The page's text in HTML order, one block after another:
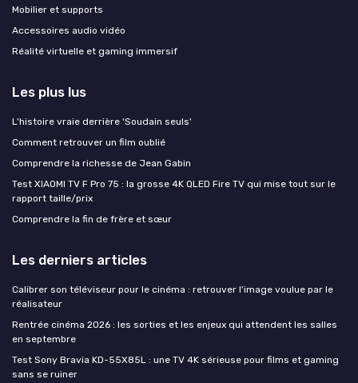
Mobilier et supports
Accessoires audio vidéo
Réalité virtuelle et gaming immersif
Les plus lus
L'histoire vraie derrière 'Soudain seuls'
Comment retrouver un film oublié
Comprendre la richesse de Jean Gabin
Test XIAOMI TV F Pro 75 : la grosse 4K QLED Fire TV qui mise tout sur le
rapport taille/prix
Comprendre la fin de frère et sœur
Les derniers articles
Calibrer son téléviseur pour le cinéma : retrouver l'image voulue par le
réalisateur
Rentrée cinéma 2026 : les sorties et les enjeux qui attendent les salles
en septembre
Test Sony Bravia KD-55X85L : une TV 4K sérieuse pour films et gaming
sans se ruiner